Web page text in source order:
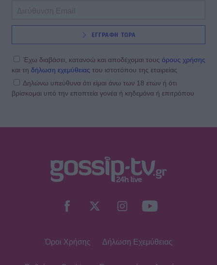
ΕΓΓΡΑΦΗ ΤΩΡΑ
Έχω διαβάσει, κατανοώ και αποδέχομαι τους όρους χρήσης
και τη δήλωση εχεμύθειας του ιστοτόπου της εταιρείας
Δηλώνω υπεύθυνα ότι είμαι άνω των 18 ετών ή ότι
βρίσκομαι υπό την εποπτεία γονέα ή κηδεμόνα ή επιτρόπου
Όροι Χρήσης Δήλωση Εχεμύθειας